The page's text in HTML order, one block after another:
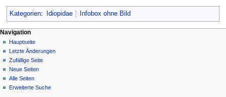
Kategorien: Idiopidae Infobox ohne Bild
Navigation
Hauptseite
Letzte Änderungen
Zufällige Seite
Neue Seiten
Alle Seiten
Erweiterte Suche